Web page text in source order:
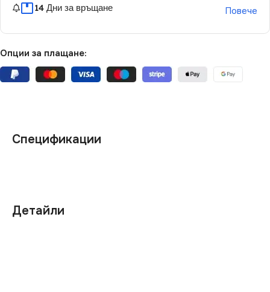
14 Дни за връщане Повече
Опции за плащане:
Детайли
Спецификации